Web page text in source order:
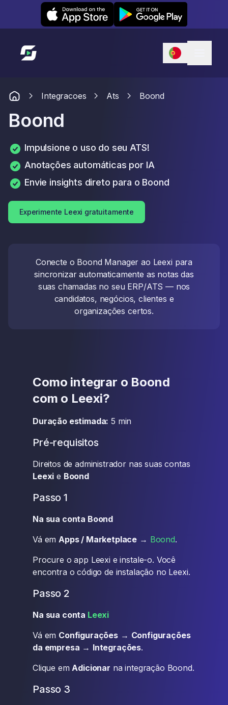
Leexi on iOS Leexi on Android
Link para a página inicial
Integracoes Ats Boond
Boond
Impulsione o uso do seu ATS!
Anotações automáticas por IA
Envie insights direto para o Boond
Experimente Leexi gratuitamente
Conecte o Boond Manager ao Leexi para
sincronizar automaticamente as notas das
suas chamadas no seu ERP/ATS — nos
candidatos, negócios, clientes e
organizações certos.
Como integrar o Boond
com o Leexi?
Duração estimada: 5 min
Pré-requisitos
Direitos de administrador nas suas contas
Leexi e Boond
Passo 1
Na sua conta Boond
Vá emApps / Marketplace → Boond.
Procure o app Leexi e instale-o. Você
encontra o código de instalação no Leexi.
Passo 2
Na sua conta Leexi
Vá em Configurações→ Configurações
da empresa → Integrações.
Clique emAdicionar na integração Boond.
Passo 3